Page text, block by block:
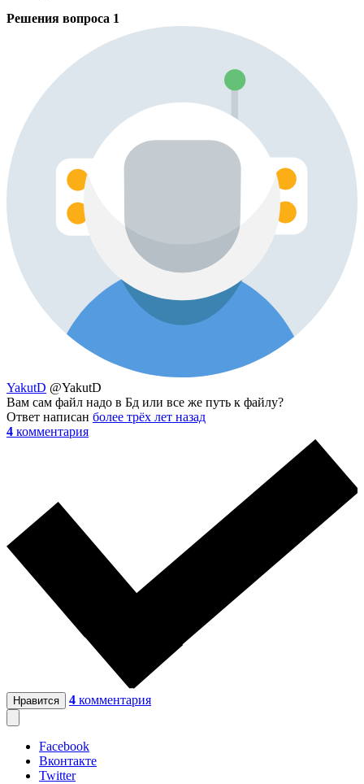
Решения вопроса 1
YakutD @YakutD
Вам сам файл надо в Бд или все же путь к файлу?
Ответ написан более трёх лет назад
4 комментария
Нравится 4 комментария
Facebook
Вконтакте
Twitter